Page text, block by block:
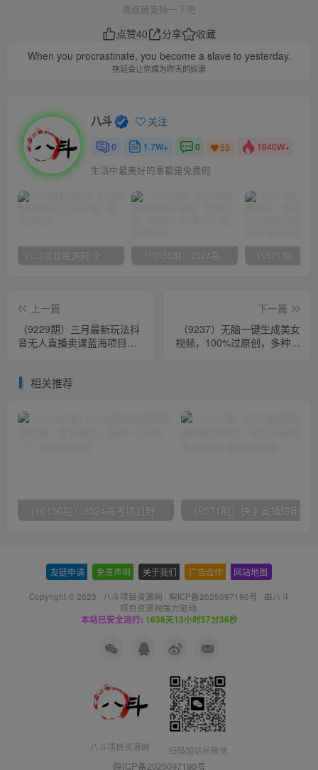
喜欢就支持一下吧
点赞40 分享
收藏
When you procrastinate, you become a slave to yesterday.
拖延会让你成为昨天的奴隶
八斗 关注
0 1.7W+ 0 55 1840W+
生活中最美好的事都是免费的
八斗项目资源网 全网正品VIP课程 无损下载~ （10150期）2024高考项目野路子玩法，无限裂变，最高一天1W＋！
上一篇
（9229期）三月最新玩法抖
音无人直播卖课蓝海项目，
下一篇
（9237）无脑一键生成美女
视频，100%过原创，多种变
相关推荐
（10150期）2024高考项目野路子玩法，无限裂变，最高一天1W＋！
友链申请 免责声明 关于我们 广告合作 网站地图
Copyright © 2023 · 八斗项目资源网 · 皖ICP备2025097190号 · 由八斗
项目资源网强力驱动.
本站已安全运行: 1638天13小时57分37秒
八斗项目资源网 扫码加站长微信
皖ICP备2025097190号